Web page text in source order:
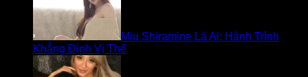
Miu Shiramine Là Ai: Hành Trình
Khẳng Định Vị Thế